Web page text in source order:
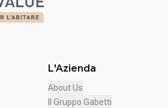
L'Azienda
About Us
Il Gruppo Gabetti